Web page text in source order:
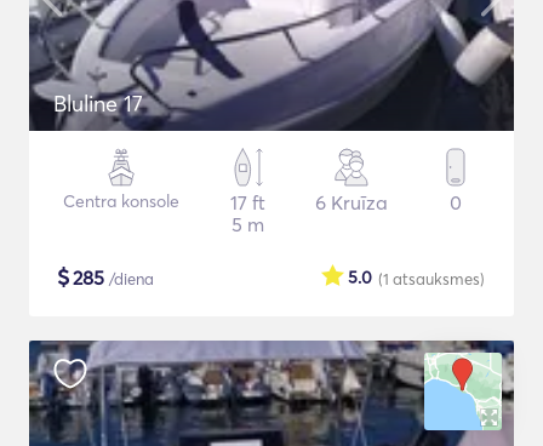
Bluline 17
Centra konsole
17 ft
5 m
6 Kruīza 0
$285 /diena (1 atsauksmes)
5.0